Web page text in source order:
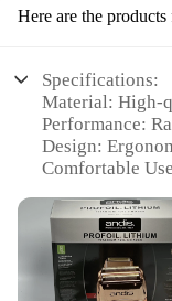
Here are the
Specifications:
Material: High-
Performance:
Design:
Comfortable Use
Parts and
Versatility
Type and
TP00000099